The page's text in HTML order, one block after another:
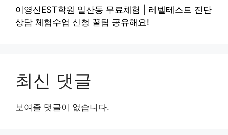
이영신EST학원 일산동 무료체험 | 레벨테스트 진단
상담 체험수업 신청 꿀팁 공유해요!
최신 댓글
보여줄 댓글이 없습니다.